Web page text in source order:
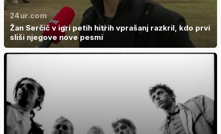
24ur.com
Žan Serčič v igri petih hitrih vprašanj razkril, kdo prvi
sliši njegove nove pesmi